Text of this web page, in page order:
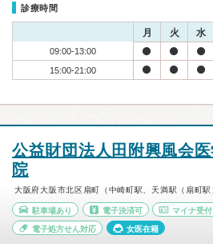
診療時間
月 火 水
09:00-13:00
15:00-21:00
公益財団法人田附興風会
院
大阪府大阪市北区扇町（中崎町駅、天満駅（扇町駅
駐車場あり 電子決済可 マイナ受付
電子処方せん対応 女医在籍